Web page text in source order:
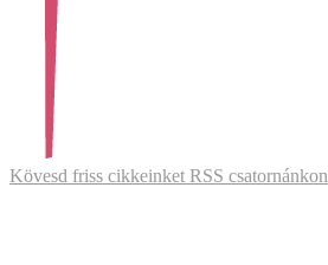
Kövesd friss cikkeinket RSS csatornánkon